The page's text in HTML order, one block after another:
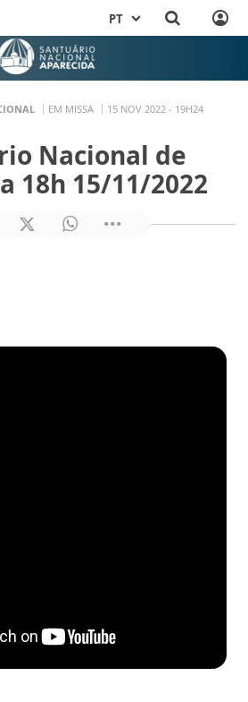
PT
EM MISSA 15 NOV 2022 - 19H24
Nacional de
18h 15/11/2022